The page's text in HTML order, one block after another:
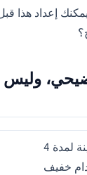
إعداد هذا
وليس
عطلة قصيرة في المدينة لمدة 4
خفيف